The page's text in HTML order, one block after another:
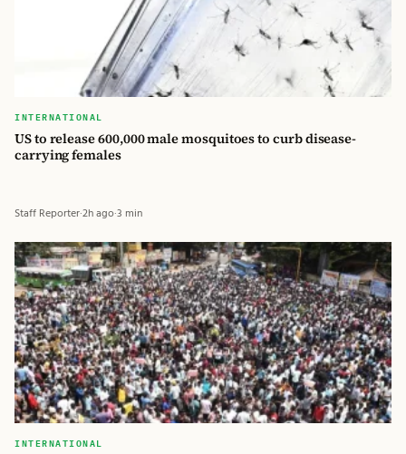
INTERNATIONAL
US to release 600,000 male mosquitoes to curb disease-
carrying females
Staff Reporter·2h ago·3 min
INTERNATIONAL